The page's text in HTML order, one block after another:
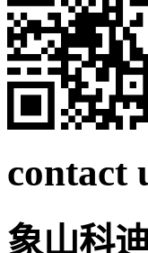
contact
象山科